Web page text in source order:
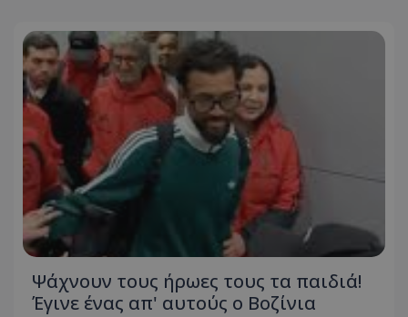
Ψάχνουν τους ήρωες τους τα παιδιά!
Έγινε ένας απ' αυτούς ο Βοζίνια